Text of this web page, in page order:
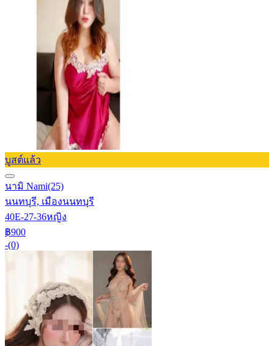
บูสต์แล้ว
นามิ Nami(25)
นนทบุรี, เมืองนนทบุรี
40E-27-36หญิง
฿900
-(0)